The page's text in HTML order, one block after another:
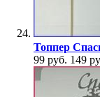
Топпер
99 руб. 149